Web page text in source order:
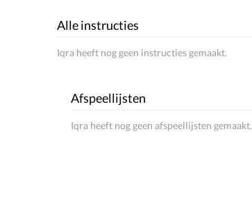
Alle instructies
Iqra heeft nog geen instructies gemaakt.
Afspeellijsten
Iqra heeft nog geen afspeellijsten gemaakt.